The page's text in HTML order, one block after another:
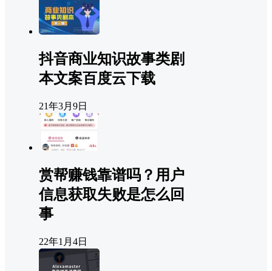
抖音商业知识故事类剧
本文案百度云下载
21年3月9日
赏帮赚钱靠谱吗？用户
信息获取失败是怎么回
事
22年1月4日